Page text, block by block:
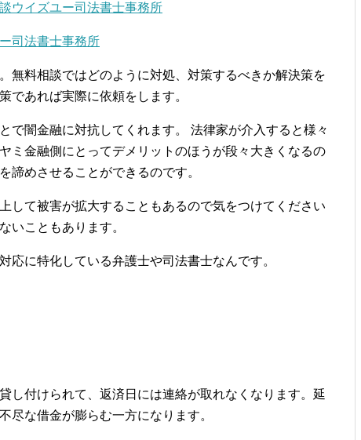
ウイズユー司法書士事務所
司法書士事務所
無料相談ではどのように対処、対策するべきか解決策を
であれば実際に依頼をします。
で闇金融に対抗してくれます。 法律家が介入すると様々
ミ金融側にとってデメリットのほうが段々大きくなるの
諦めさせることができるのです。
して被害が拡大することもあるので気をつけてください
いこともあります。
応に特化している弁護士や司法書士なんです。
し付けられて、返済日には連絡が取れなくなります。延
尽な借金が膨らむ一方になります。